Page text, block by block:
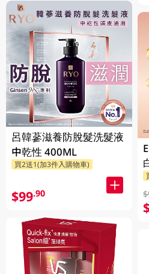
呂韓蔘滋養防脫髮洗髮液
中乾性 400ML
買2送1(加3件入購物車)
$99.90